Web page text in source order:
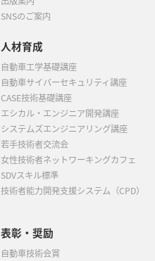
SNSのご案内
人材育成
自動車工学基礎講座
自動車サイバーセキュリティ講座
CASE技術基礎講座
エシカル・エンジニア開発講座
システムズエンジニアリング講座
若手技術者交流会
女性技術者ネットワーキングカフェ
SDVスキル標準
技術者能力開発支援システム（CPD）
表彰・奨励
自動車技術会賞